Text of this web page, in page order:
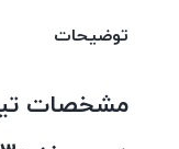
توضیحات
مشخصات